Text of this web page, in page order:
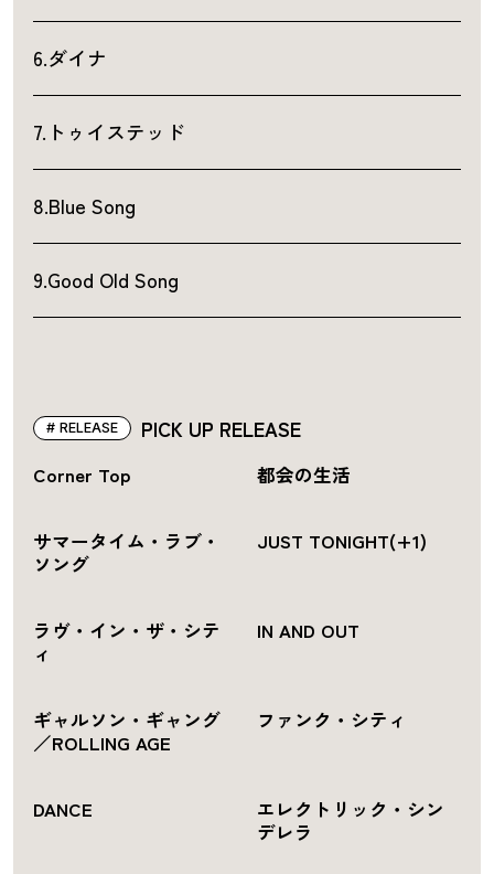
6.ダイナ
7.トゥイステッド
8.Blue Song
9.Good Old Song
PICK UP RELEASE
RELEASE
Corner Top 都会の生活
サマータイム・ラブ・
ソング
JUST TONIGHT(+1)
ラヴ・イン・ザ・シテ
ィ
IN AND OUT
ギャルソン・ギャング
／ROLLING AGE
ファンク・シティ
DANCE
エレクトリック・シン
デレラ